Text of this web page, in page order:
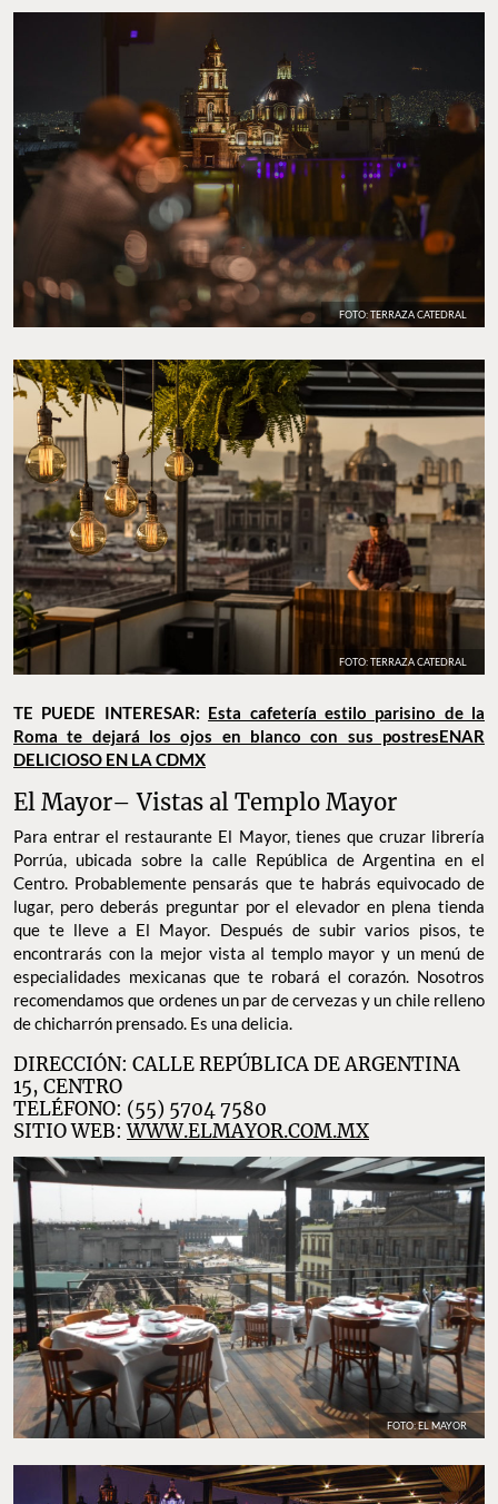
FOTO: TERRAZA CATEDRAL
FOTO: TERRAZA CATEDRAL
TE PUEDE INTERESAR: Esta cafetería estilo parisino de la
Roma te dejará los ojos en blanco con sus postresENAR
DELICIOSO EN LA CDMX
El Mayor– Vistas al Templo Mayor
Para entrar el restaurante El Mayor, tienes que cruzar librería
Porrúa, ubicada sobre la calle República de Argentina en el
Centro. Probablemente pensarás que te habrás equivocado de
lugar, pero deberás preguntar por el elevador en plena tienda
que te lleve a El Mayor. Después de subir varios pisos, te
encontrarás con la mejor vista al templo mayor y un menú de
especialidades mexicanas que te robará el corazón. Nosotros
recomendamos que ordenes un par de cervezas y un chile relleno
de chicharrón prensado. Es una delicia.
DIRECCIÓN: CALLE REPÚBLICA DE ARGENTINA
15, CENTRO
TELÉFONO: (55) 5704 7580
SITIO WEB:WWW.ELMAYOR.COM.MX
FOTO: EL MAYOR